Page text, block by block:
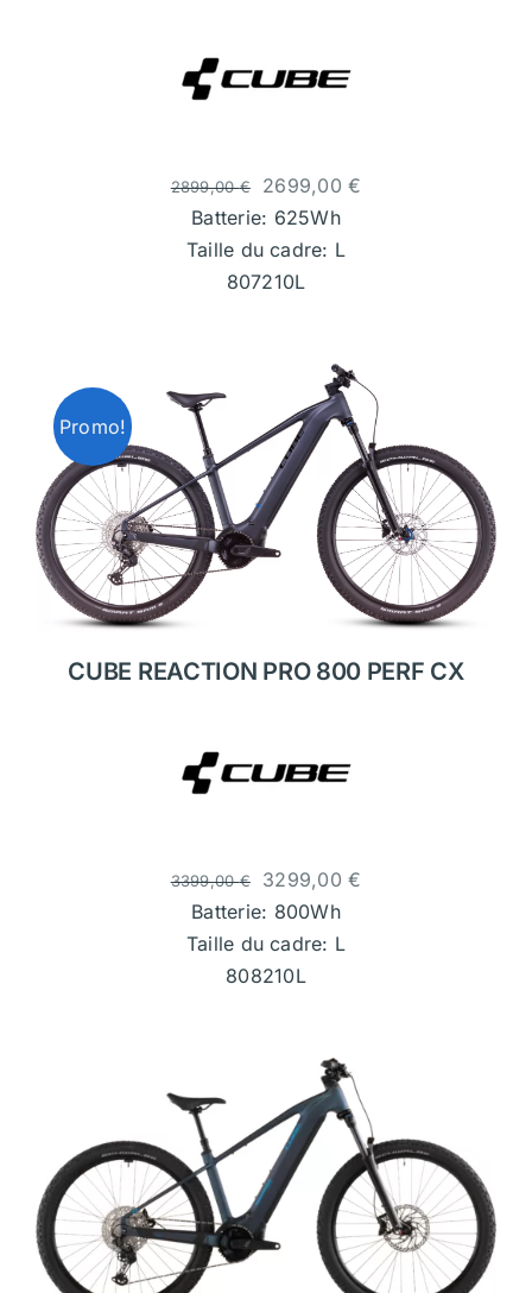
2899,00€ 2699,00€
Batterie: 625Wh
Taille du cadre: L
807210L
Promo!
CUBE REACTION PRO 800 PERF CX
3399,00€ 3299,00€
Batterie: 800Wh
Taille du cadre: L
808210L